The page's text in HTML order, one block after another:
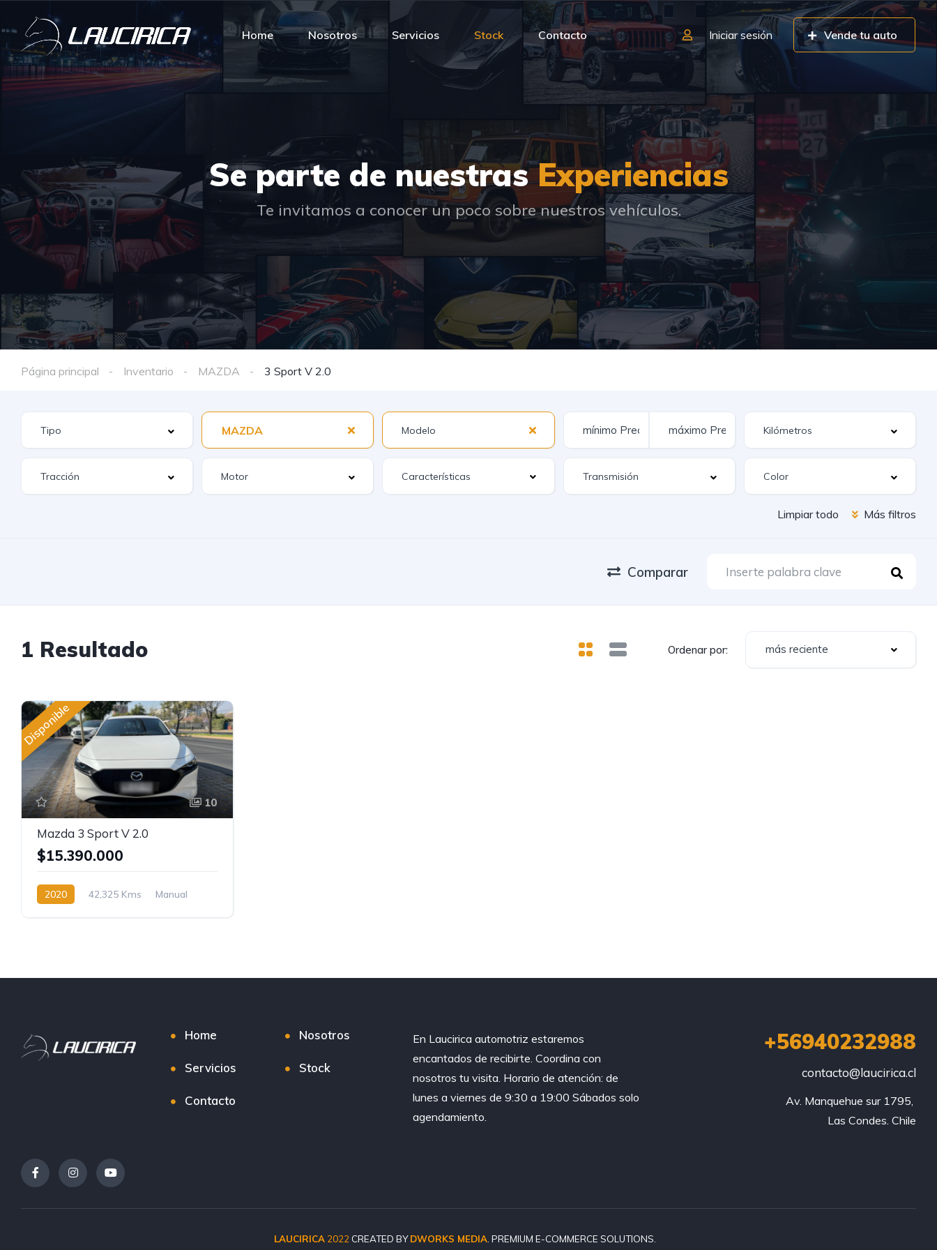
Home Nosotros Servicios Stock Contacto Iniciar sesión Vende tu auto
Se parte de nuestrasExperiencias
Te invitamos a conocer un poco sobre nuestros vehículos.
Página principal Inventario MAZDA 3 Sport V 2.0
MAZDA
Características
Limpiar todo Más filtros
Comparar
1 Resultado Ordenar por: más reciente
Disponible
10
Mazda 3 Sport V 2.0
$15.390.000
2020 42,325 Kms
Manual
Home Nosotros
Servicios Stock
Contacto
En Laucirica automotriz estaremos
encantados de recibirte. Coordina con
nosotros tu visita. Horario de atención: de
lunes a viernes de 9:30 a 19:00 Sábados solo
agendamiento.
+56940232988
contacto@laucirica.cl
Av. Manquehue sur 1795,
Las Condes. Chile
LAUCIRICA 2022 CREATED BY DWORKS MEDIA . PREMIUM E-COMMERCE SOLUTIONS.